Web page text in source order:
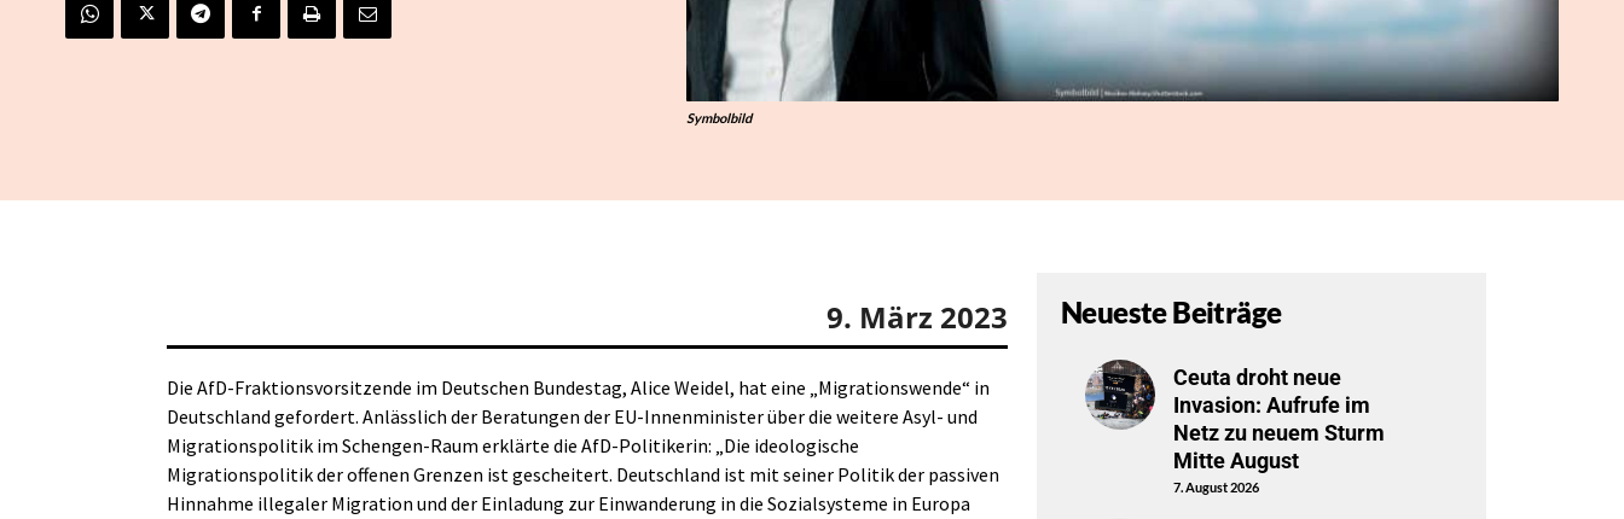
Symbolbild
9. März 2023
Die AfD-Fraktionsvorsitzende im Deutschen Bundestag, Alice Weidel, hat eine „Migrationswende“ in
Deutschland gefordert. Anlässlich der Beratungen der EU-Innenminister über die weitere Asyl- und
Migrationspolitik im Schengen-Raum erklärte die AfD-Politikerin: „Die ideologische
Migrationspolitik der offenen Grenzen ist gescheitert. Deutschland ist mit seiner Politik der passiven
Hinnahme illegaler Migration und der Einladung zur Einwanderung in die Sozialsysteme in Europa
Neueste Beiträge
Ceuta droht neue
Invasion: Aufrufe im
Netz zu neuem Sturm
Mitte August
7. August 2026